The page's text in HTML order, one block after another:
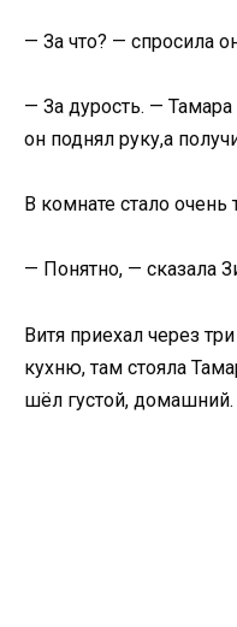
— За что? — спросила
— За дурость. —
он поднял руку,а
В комнате стало очень
— Понятно, — сказала
Витя приехал через
кухню, там стояла
шёл густой, домашний.